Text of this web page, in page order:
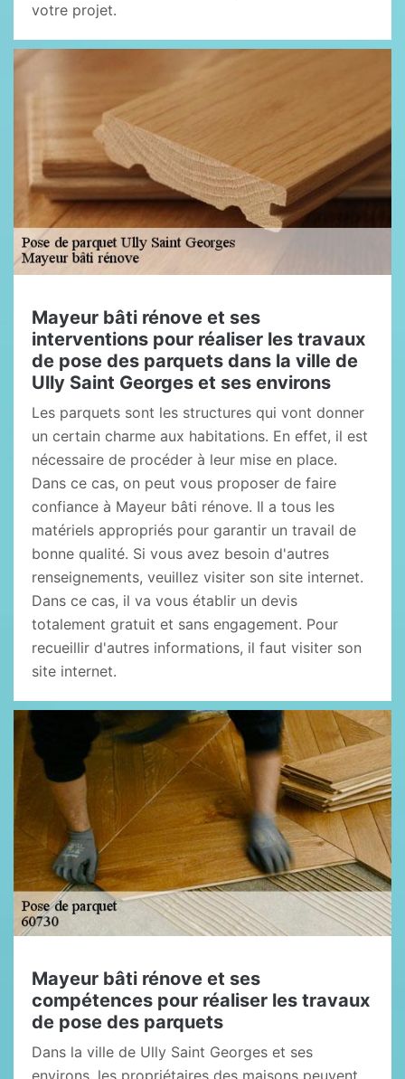
votre projet.
Mayeur bâti rénove et ses
interventions pour réaliser les travaux
de pose des parquets dans la ville de
Ully Saint Georges et ses environs
Les parquets sont les structures qui vont donner
un certain charme aux habitations. En effet, il est
nécessaire de procéder à leur mise en place.
Dans ce cas, on peut vous proposer de faire
confiance à Mayeur bâti rénove. Il a tous les
matériels appropriés pour garantir un travail de
bonne qualité. Si vous avez besoin d'autres
renseignements, veuillez visiter son site internet.
Dans ce cas, il va vous établir un devis
totalement gratuit et sans engagement. Pour
recueillir d'autres informations, il faut visiter son
site internet.
Mayeur bâti rénove et ses
compétences pour réaliser les travaux
de pose des parquets
Dans la ville de Ully Saint Georges et ses
environs, les propriétaires des maisons peuvent